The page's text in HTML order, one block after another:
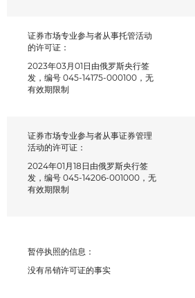
证券市场专业参与者从事托管活动
的许可证：
2023年03月01日由俄罗斯央行签
发，编号 045-14175-000100，无
有效期限制
证券市场专业参与者从事证券管理
活动的许可证：
2024年01月18日由俄罗斯央行签
发，编号 045-14206-001000，无
有效期限制
暂停执照的信息：
没有吊销许可证的事实
请输入图中的字符： *